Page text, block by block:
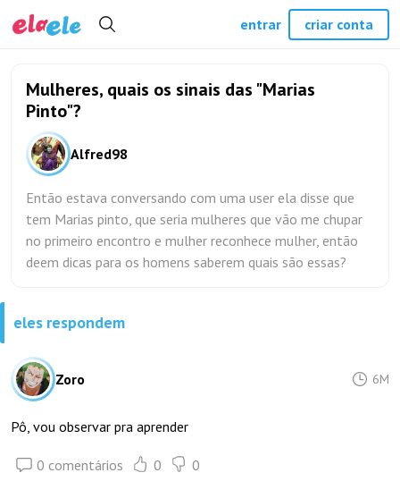
Mulheres, quais os sinais das "Marias
Pinto"?
Alfred98
Então estava conversando com uma user ela disse que
tem Marias pinto, que seria mulheres que vão me chupar
no primeiro encontro e mulher reconhece mulher, então
deem dicas para os homens saberem quais são essas?
eles respondem
Zoro 6M
Pô, vou observar pra aprender
0 comentários 0 0
entrar criar conta